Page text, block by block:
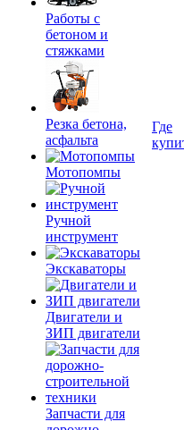
Работы с
бетоном и
стяжками
Резка бетона,
асфальта
Мотопомпы
Ручной
инструмент
Экскаваторы
Двигатели и
ЗИП двигатели
Запчасти для
Где